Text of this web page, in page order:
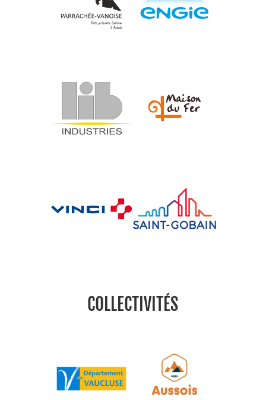
COLLECTIVITÉS